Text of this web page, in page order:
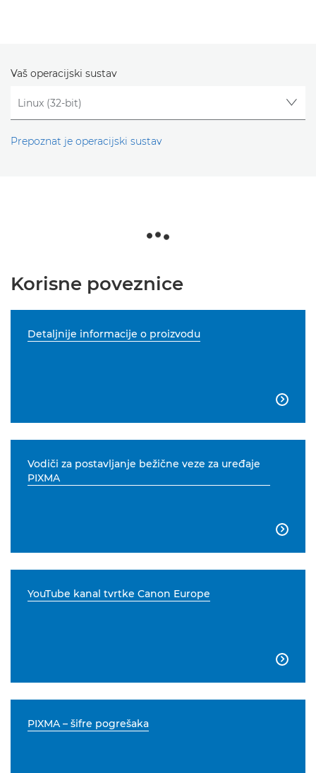
Vaš operacijski sustav
Prepoznat je operacijski sustav
Korisne poveznice
Detaljnije informacije o proizvodu

Vodiči za postavljanje bežične veze za uređaje
PIXMA

YouTube kanal tvrtke Canon Europe

PIXMA – šifre pogrešaka